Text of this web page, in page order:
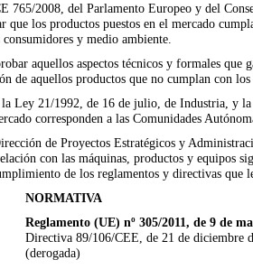
765/2008, del Parlamento Europeo y del
que los productos puestos en el mercado
y medio ambiente.
aquellos aspectos técnicos y formales
de aquellos productos que no cumplan con los
Ley 21/1992, de 16 de julio, de Industria, y
corresponden a las Comunidades
de Proyectos Estratégicos y
con las máquinas, productos y equipos
de los reglamentos y directivas que
NORMATIVA
Reglamento (UE) nº 305/2011, de 9 de
Directiva 89/106/CEE, de 21 de diciembre
(derogada)